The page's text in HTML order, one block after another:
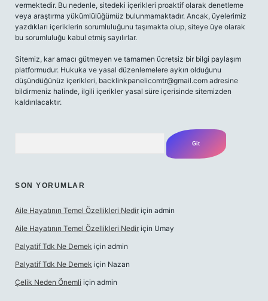
vermektedir. Bu nedenle, sitedeki içerikleri proaktif olarak denetleme
veya araştırma yükümlülüğümüz bulunmamaktadır. Ancak, üyelerimiz
yazdıkları içeriklerin sorumluluğunu taşımakta olup, siteye üye olarak
bu sorumluluğu kabul etmiş sayılırlar.
Sitemiz, kar amacı gütmeyen ve tamamen ücretsiz bir bilgi paylaşım
platformudur. Hukuka ve yasal düzenlemelere aykırı olduğunu
düşündüğünüz içerikleri, backlinkpanelicomtr@gmail.com adresine
bildirmeniz halinde, ilgili içerikler yasal süre içerisinde sitemizden
kaldırılacaktır.
SON YORUMLAR
Aile Hayatının Temel Özellikleri Nedir için admin
Aile Hayatının Temel Özellikleri Nedir için Umay
Palyatif Tdk Ne Demek için admin
Palyatif Tdk Ne Demek için Nazan
Çelik Neden Önemli için admin